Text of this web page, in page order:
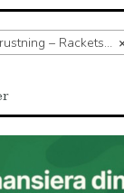
– Kläder – Padelkläder & tenniskläder herr – Piké herr